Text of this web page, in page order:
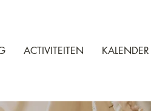
ACTIVITEITEN KALENDER